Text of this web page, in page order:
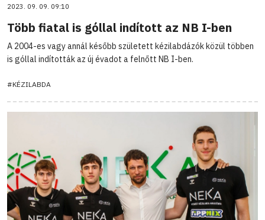
2023. 09. 09. 09:10
Több fiatal is góllal indított az NB I-ben
A 2004-es vagy annál később született kézilabdázók közül többen
is góllal indították az új évadot a felnőtt NB I-ben.
#KÉZILABDA